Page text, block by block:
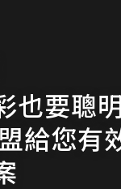
也要聰
給您有